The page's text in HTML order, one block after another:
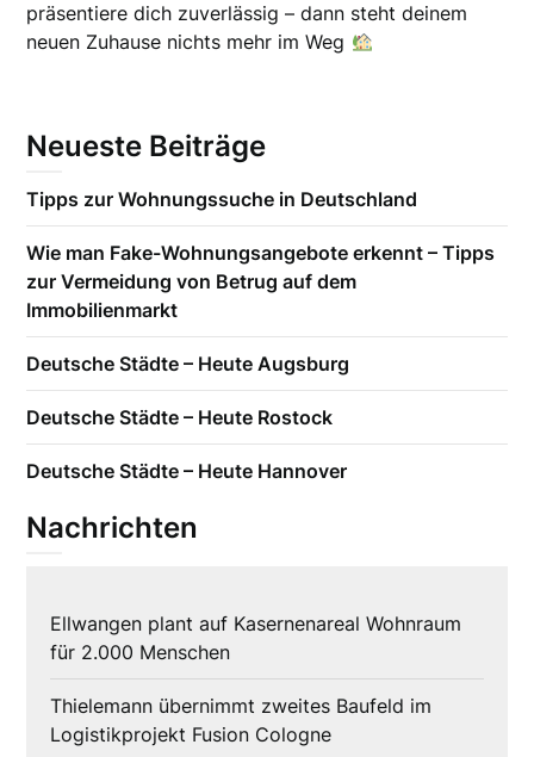
präsentiere dich zuverlässig – dann steht deinem
neuen Zuhause nichts mehr im Weg
Neueste Beiträge
Tipps zur Wohnungssuche in Deutschland
Wie man Fake-Wohnungsangebote erkennt – Tipps
zur Vermeidung von Betrug auf dem
Immobilienmarkt
Deutsche Städte – Heute Augsburg
Deutsche Städte – Heute Rostock
Deutsche Städte – Heute Hannover
Nachrichten
Ellwangen plant auf Kasernenareal Wohnraum
für 2.000 Menschen
Thielemann übernimmt zweites Baufeld im
Logistikprojekt Fusion Cologne